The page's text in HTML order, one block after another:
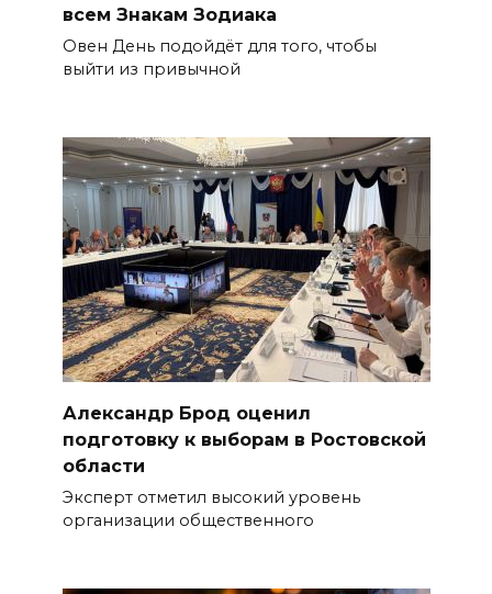
всем Знакам Зодиака
Овен День подойдёт для того, чтобы
выйти из привычной
Александр Брод оценил
подготовку к выборам в Ростовской
области
Эксперт отметил высокий уровень
организации общественного